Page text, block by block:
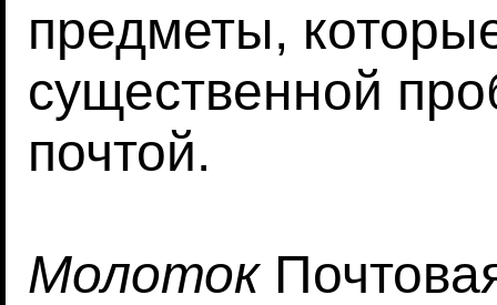
предметы,
существенной
почтой.
Молоток